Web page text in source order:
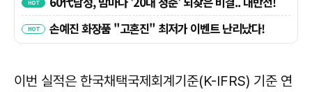
이번 실적은 한국채택국제회계기준(K-IFRS) 기준 연